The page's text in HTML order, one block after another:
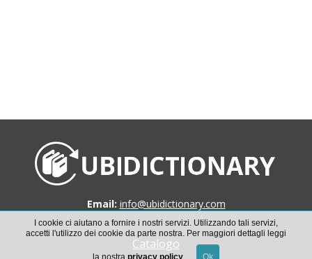
Email: info@ubidictionary.com
Catalogo
I cookie ci aiutano a fornire i nostri servizi. Utilizzando tali servizi,
accetti l'utilizzo dei cookie da parte nostra. Per maggiori dettagli leggi
la nostra privacy policy